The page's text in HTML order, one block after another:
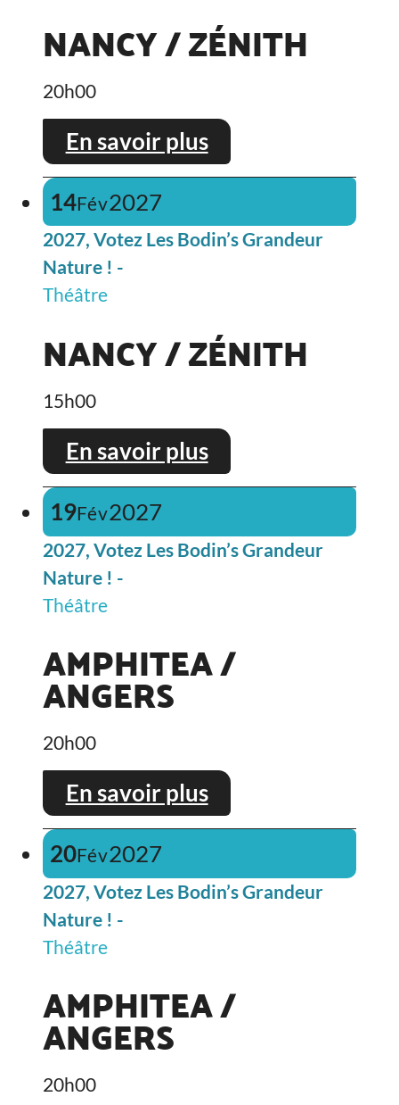
NANCY / ZÉNITH
20h00
En savoir plus
14Fév2027
2027, Votez Les Bodin’s Grandeur
Nature ! -
Théâtre
NANCY / ZÉNITH
15h00
En savoir plus
19Fév2027
2027, Votez Les Bodin’s Grandeur
Nature ! -
Théâtre
AMPHITEA /
ANGERS
20h00
En savoir plus
20Fév2027
2027, Votez Les Bodin’s Grandeur
Nature ! -
Théâtre
AMPHITEA /
ANGERS
20h00